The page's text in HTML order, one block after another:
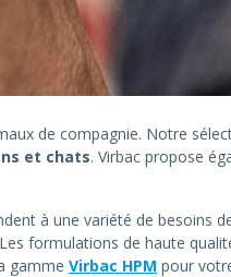
de compagnie. Notre
et chats. Virbac propose
à une variété de besoins
formulations de haute
gamme Virbac HPM pour